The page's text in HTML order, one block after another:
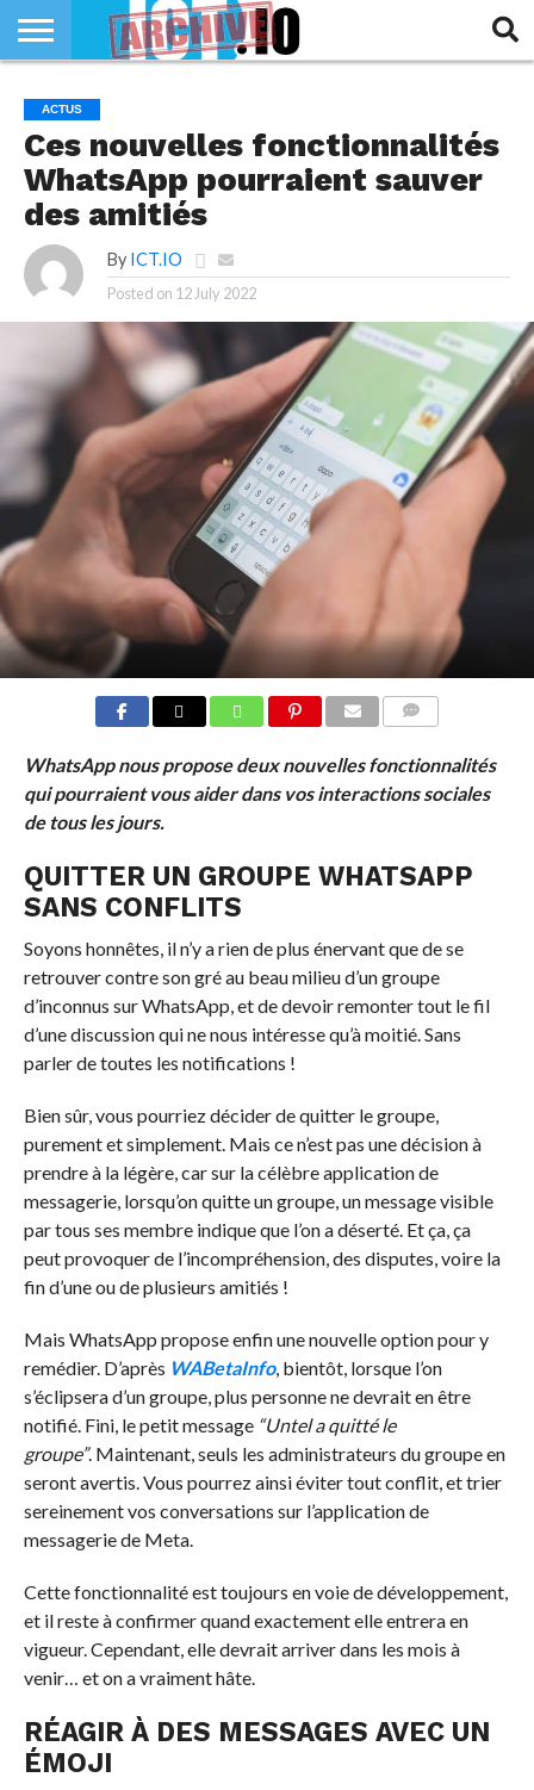
SECTEUR
TECH
LIFE
RUBRIQUES
ACTUS
Ces nouvelles fonctionnalités
WhatsApp pourraient sauver
des amitiés
By ICT.IO
Posted on 12 July 2022
WhatsApp nous propose deux nouvelles fonctionnalités
qui pourraient vous aider dans vos interactions sociales
de tous les jours.
QUITTER UN GROUPE WHATSAPP
SANS CONFLITS
Soyons honnêtes, il n’y a rien de plus énervant que de se
retrouver contre son gré au beau milieu d’un groupe
d’inconnus sur WhatsApp, et de devoir remonter tout le fil
d’une discussion qui ne nous intéresse qu’à moitié. Sans
parler de toutes les notifications !
Bien sûr, vous pourriez décider de quitter le groupe,
purement et simplement. Mais ce n’est pas une décision à
prendre à la légère, car sur la célèbre application de
messagerie, lorsqu’on quitte un groupe, un message visible
par tous ses membre indique que l’on a déserté. Et ça, ça
peut provoquer de l’incompréhension, des disputes, voire la
fin d’une ou de plusieurs amitiés !
Mais WhatsApp propose enfin une nouvelle option pour y
remédier. D’après WABetaInfo, bientôt, lorsque l’on
s’éclipsera d’un groupe, plus personne ne devrait en être
notifié. Fini, le petit message “Untel a quitté le
groupe”. Maintenant, seuls les administrateurs du groupe en
seront avertis. Vous pourrez ainsi éviter tout conflit, et trier
sereinement vos conversations sur l’application de
messagerie de Meta.
Cette fonctionnalité est toujours en voie de développement,
et il reste à confirmer quand exactement elle entrera en
vigueur. Cependant, elle devrait arriver dans les mois à
venir… et on a vraiment hâte.
RÉAGIR À DES MESSAGES AVEC UN
ÉMOJI